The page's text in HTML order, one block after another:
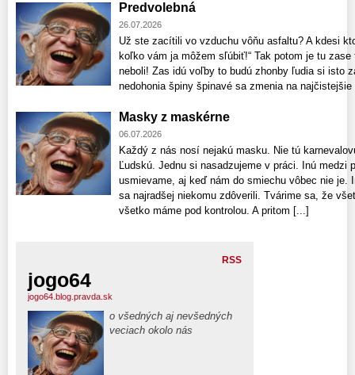
Predvolebná
26.07.2026
Už ste zacítili vo vzduchu vôňu asfaltu? A kdesi
koľko vám ja môžem sľúbiť!“ Tak potom je tu
neboli! Zas idú voľby to budú zhonby ľudia si isto
nedohonia špiny špinavé sa zmenia na
Masky z maskérne
06.07.2026
Každý z nás nosí nejakú masku. Nie tú
Ľudskú. Jednu si nasadzujeme v práci. Inú medzi
usmievame, aj keď nám do smiechu vôbec nie je.
sa najradšej niekomu zdôverili. Tvárime sa, že
všetko máme pod kontrolou. A pritom [...]
RSS
jogo64
jogo64.blog.pravda.sk
o všedných aj nevšedných
veciach okolo nás